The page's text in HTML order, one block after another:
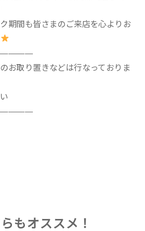
期間も皆さまのご来店を心よりお
お取り置きなどは行なっておりま
もオススメ！